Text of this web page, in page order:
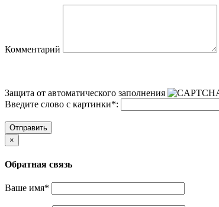
Комментарий
Защита от автоматического заполнения
Введите слово с картинки*:
Отправить
×
Обратная связь
Ваше имя*